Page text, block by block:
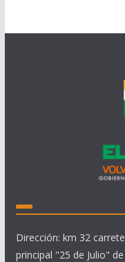
Dirección: km 32
principal "25 de Julio"